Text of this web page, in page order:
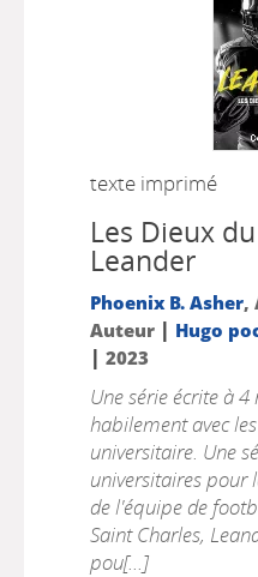
texte imprimé
Les Dieux
Leander
Phoenix B. Asher,
Auteur | Hugo
| 2023
Une série écrite à
habilement avec
universitaire. Une
universitaires pour
de l'équipe de
Saint Charles,
pou[...]